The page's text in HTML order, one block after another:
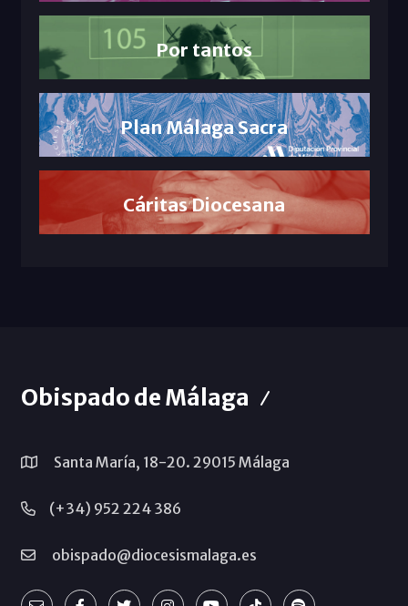
Por tantos
Plan Málaga Sacra
Cáritas Diocesana
Obispado de Málaga
Santa María, 18-20. 29015 Málaga
(+34) 952 224 386
obispado@diocesismalaga.es